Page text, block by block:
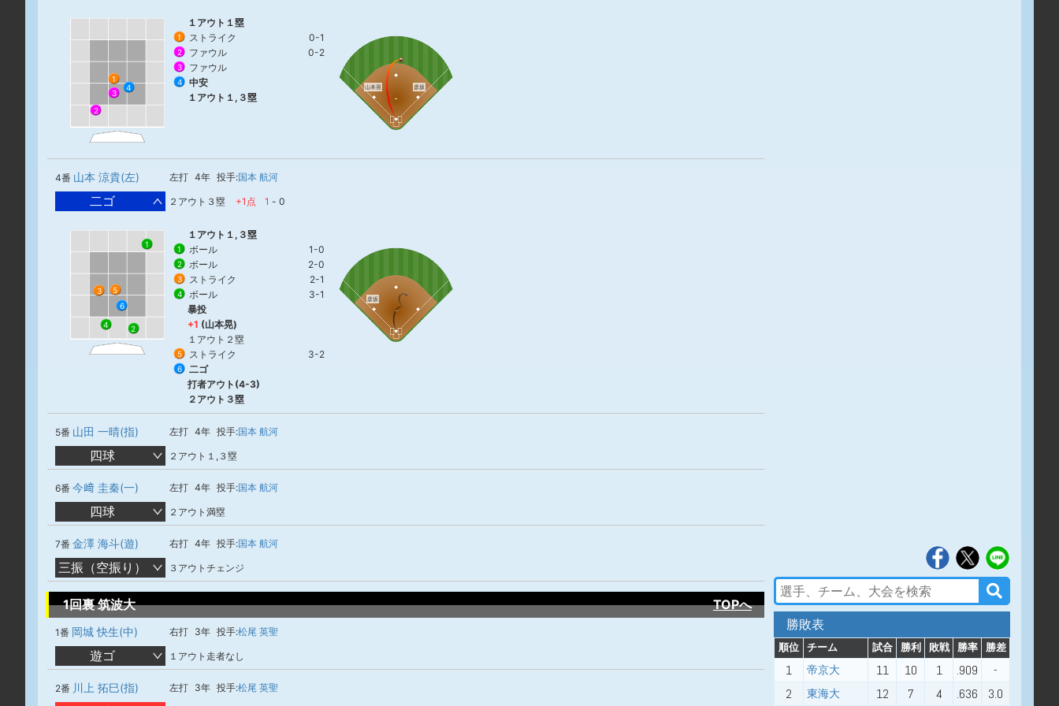
1
2
3
4
１アウト１塁
1 ストライク 0-1
2 ファウル 0-2
3 ファウル
4
中安
１アウト１,３塁
山本晃 彦坂
4番 山本 涼貴(左) 左打 4年 投手:国本 航河
二ゴ ２アウト３塁 +1点 1 - 0
1
2
3
4
5
6
１アウト１,３塁
1 ボール 1-0
2 ボール 2-0
3 ストライク 2-1
4 ボール
3-1
暴投
+1 (山本晃)
１アウト２塁
5 ストライク 3-2
6
二ゴ
打者アウト(4-3)
２アウト３塁
彦坂
5番 山田 一晴(指) 左打 4年 投手:国本 航河
四球 ２アウト１,３塁
6番 今﨑 圭秦(一) 左打 4年 投手:国本 航河
四球 ２アウト満塁
7番 金澤 海斗(遊) 右打 4年 投手:国本 航河
三振（空振り） ３アウトチェンジ
1回裏 筑波大 TOPへ
1番 岡城 快生(中) 右打 3年 投手:松尾 英聖
遊ゴ １アウト走者なし
2番 川上 拓巳(指) 左打 3年 投手:松尾 英聖
勝敗表
順位 チーム 試合 勝利 敗戦 勝率 勝差
1 帝京大 11 10 1 .909
-
2
東海大 12 7 4 .636 3.0